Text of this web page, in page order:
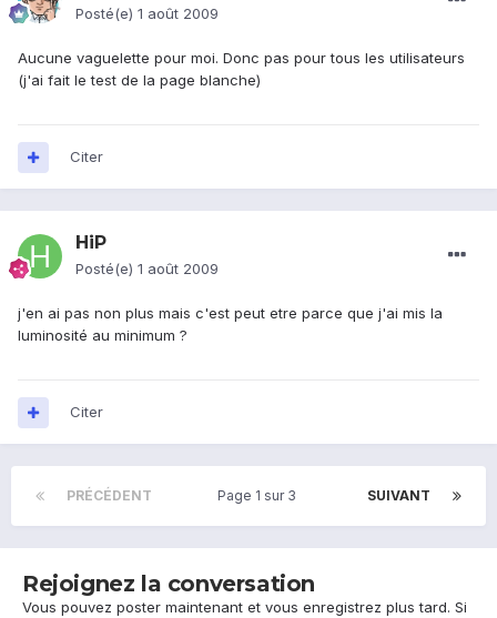
Posté(e) 1 août 2009
Aucune vaguelette pour moi. Donc pas pour tous les utilisateurs
(j'ai fait le test de la page blanche)
Citer
HiP
Posté(e) 1 août 2009
j'en ai pas non plus mais c'est peut etre parce que j'ai mis la
luminosité au minimum ?
Citer
PRÉCÉDENT SUIVANT
Page 1 sur 3
Rejoignez la conversation
Vous pouvez poster maintenant et vous enregistrez plus tard. Si